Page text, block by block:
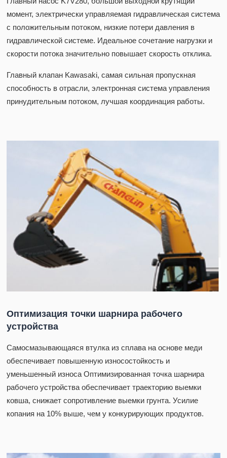
момент, электрически управляемая гидравлическая система
с положительным потоком, низкие потери давления в
гидравлической системе. Идеальное сочетание нагрузки и
скорости потока значительно повышает скорость отклика.
Главный клапан Kawasaki, самая сильная пропускная
способность в отрасли, электронная система управления
принудительным потоком, лучшая координация работы.
Оптимизация точки шарнира рабочего
устройства
Самосмазывающаяся втулка из сплава на основе меди
обеспечивает повышенную износостойкость и
уменьшенный износа Оптимизированная точка шарнира
рабочего устройства обеспечивает траекторию выемки
ковша, снижает сопротивление выемки грунта. Усилие
копания на 10% выше, чем у конкурирующих продуктов.